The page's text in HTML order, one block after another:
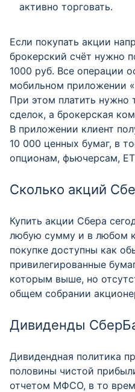
активно торговать.
Если покупать акции
брокерский счёт нужно
1000 руб. Все операции
мобильном приложении
При этом платить нужно
сделок, а брокерская
В приложении клиент
10 000 ценных бумаг, в
опционам, фьючерсам,
Сколько акций
Купить акции Сбера
любую сумму и в любом
покупке доступны как
привилегированные
которым выше, но
общем собрании
Дивиденды
Дивидендная политика
половины чистой
отчетом МФСО, в то